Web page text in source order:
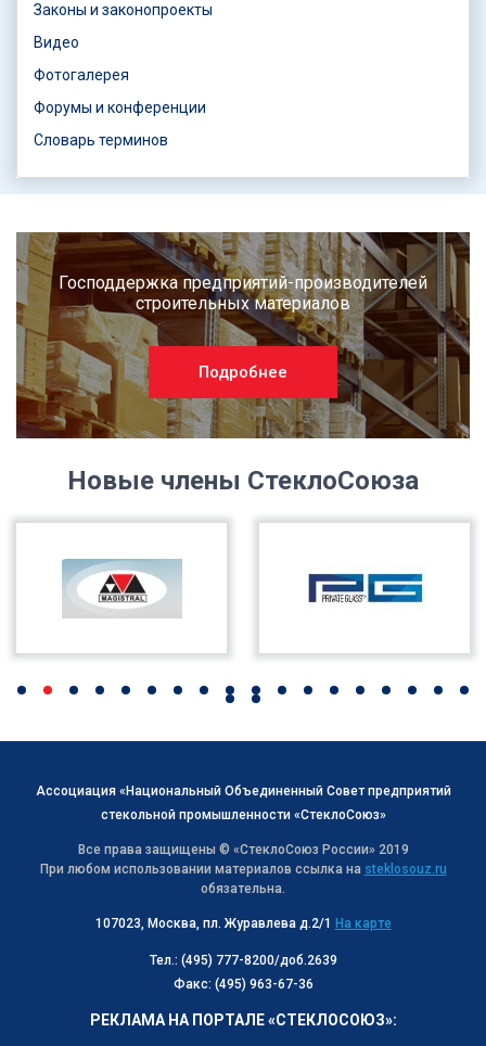
Законы и законопроекты
Видео
Фотогалерея
Форумы и конференции
Словарь терминов
Господдержка предприятий-производителей
строительных материалов
Подробнее
Новые члены СтеклоСоюза
Ассоциация «Национальный Объединенный Совет предприятий
стекольной промышленности «СтеклоСоюз»
Все права защищены © «СтеклоСоюз Роcсии» 2019
При любом использовании материалов ссылка на steklosouz.ru
обязательна.
107023, Москва, пл. Журавлева д.2/1 На карте
Тел.: (495) 777-8200/доб.2639
Факс: (495) 963-67-36
РЕКЛАМА НА ПОРТАЛЕ «СТЕКЛОСОЮЗ»: